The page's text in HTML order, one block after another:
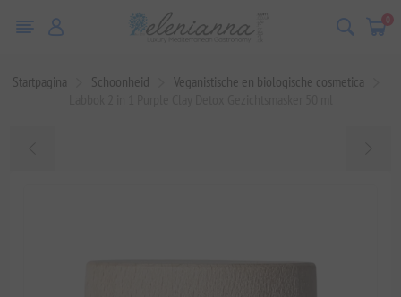
0
Startpagina Schoonheid
Veganistische en biologische cosmetica